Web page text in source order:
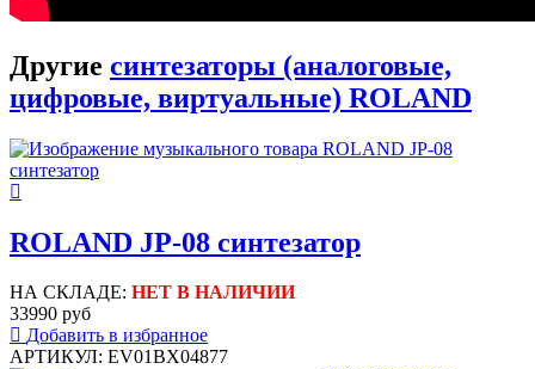
Другие синтезаторы (аналоговые,
цифровые, виртуальные) ROLAND
ROLAND JP-08 синтезатор
НА СКЛАДЕ: НЕТ В НАЛИЧИИ
33990 руб
Добавить в избранное
АРТИКУЛ: EV01BX04877